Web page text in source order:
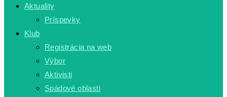
Aktuality
Príspevky
Klub
Registrácia na web
Výbor
Aktivisti
Spádové oblasti